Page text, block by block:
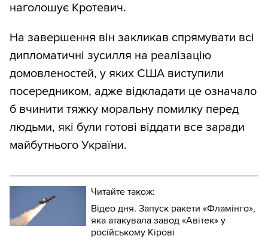
наголошує Кротевич.
На завершення він закликав спрямувати всі
дипломатичні зусилля на реалізацію
домовленостей, у яких США виступили
посередником, адже відкладати це означало
б вчинити тяжку моральну помилку перед
людьми, які були готові віддати все заради
майбутнього України.
Читайте також:
Відео дня. Запуск ракети «Фламінго»,
яка атакувала завод «Авітек» у
російському Кірові